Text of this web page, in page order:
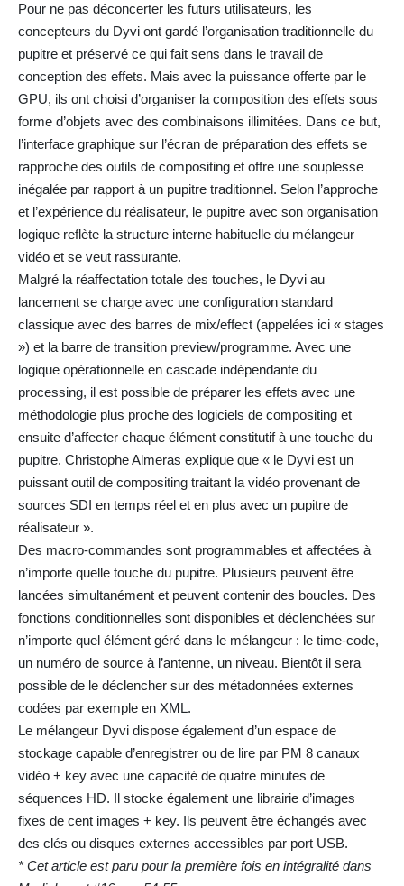
Pour ne pas déconcerter les futurs utilisateurs, les
concepteurs du Dyvi ont gardé l’organisation traditionnelle du
pupitre et préservé ce qui fait sens dans le travail de
conception des effets. Mais avec la puissance offerte par le
GPU, ils ont choisi d’organiser la composition des effets sous
forme d’objets avec des combinaisons illimitées. Dans ce but,
l’interface graphique sur l’écran de préparation des effets se
rapproche des outils de compositing et offre une souplesse
inégalée par rapport à un pupitre traditionnel. Selon l’approche
et l’expérience du réalisateur, le pupitre avec son organisation
logique reflète la structure interne habituelle du mélangeur
vidéo et se veut rassurante.
Malgré la réaffectation totale des touches, le Dyvi au
lancement se charge avec une configuration standard
classique avec des barres de mix/effect (appelées ici « stages
») et la barre de transition preview/programme. Avec une
logique opérationnelle en cascade indépendante du
processing, il est possible de préparer les effets avec une
méthodologie plus proche des logiciels de compositing et
ensuite d’affecter chaque élément constitutif à une touche du
pupitre. Christophe Almeras explique que « le Dyvi est un
puissant outil de compositing traitant la vidéo provenant de
sources SDI en temps réel et en plus avec un pupitre de
réalisateur ».
Des macro-commandes sont programmables et affectées à
n’importe quelle touche du pupitre. Plusieurs peuvent être
lancées simultanément et peuvent contenir des boucles. Des
fonctions conditionnelles sont disponibles et déclenchées sur
n’importe quel élément géré dans le mélangeur : le time-code,
un numéro de source à l’antenne, un niveau. Bientôt il sera
possible de le déclencher sur des métadonnées externes
codées par exemple en XML.
Le mélangeur Dyvi dispose également d’un espace de
stockage capable d’enregistrer ou de lire par PM 8 canaux
vidéo + key avec une capacité de quatre minutes de
séquences HD. Il stocke également une librairie d’images
fixes de cent images + key. Ils peuvent être échangés avec
des clés ou disques externes accessibles par port USB.
* Cet article est paru pour la première fois en intégralité dans